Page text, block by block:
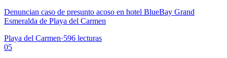
Denuncian caso de presunto acoso en hotel BlueBay Grand
Esmeralda de Playa del Carmen
Playa del Carmen·596 lecturas
05